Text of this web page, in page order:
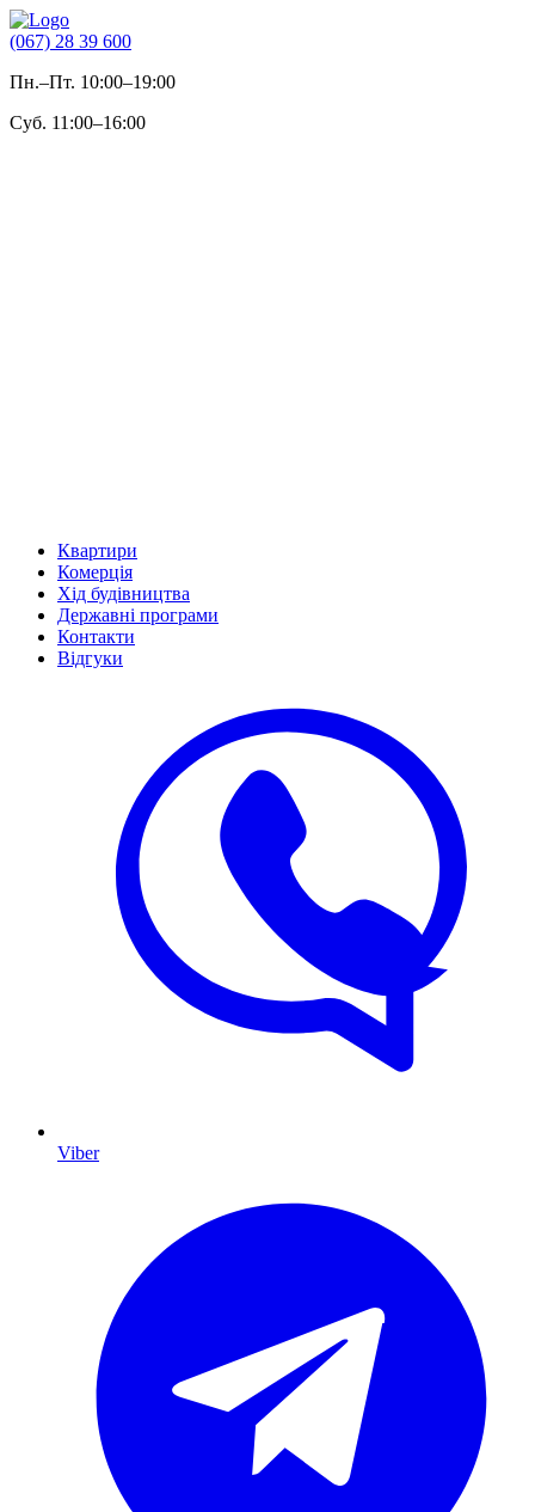
(067) 28 39 600
Пн.–Пт. 10:00–19:00
Суб. 11:00–16:00
Квартири
Комерція
Хід будівництва
Державні програми
Контакти
Відгуки
Viber